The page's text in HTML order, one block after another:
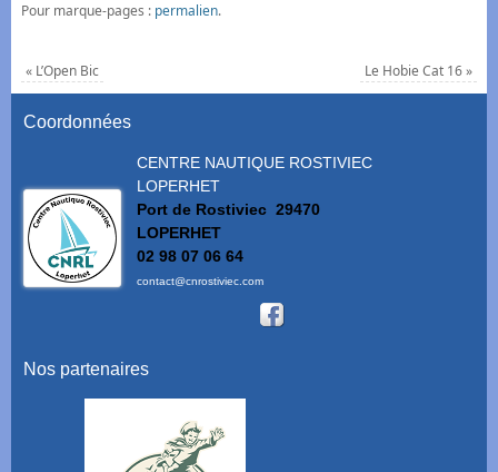
Pour marque-pages : permalien.
«L’Open Bic Le Hobie Cat 16»
Coordonnées
CENTRE NAUTIQUE ROSTIVIEC
LOPERHET
Port de Rostiviec 29470
LOPERHET
02 98 07 06 64
contact@cnrostiviec.com
Nos partenaires